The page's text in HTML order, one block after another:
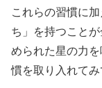
これらの習慣に
ち」を持つこと
められた星の力
慣を取り入れてみ